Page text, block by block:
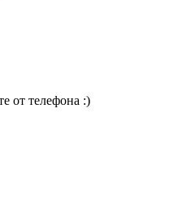
от телефона :)